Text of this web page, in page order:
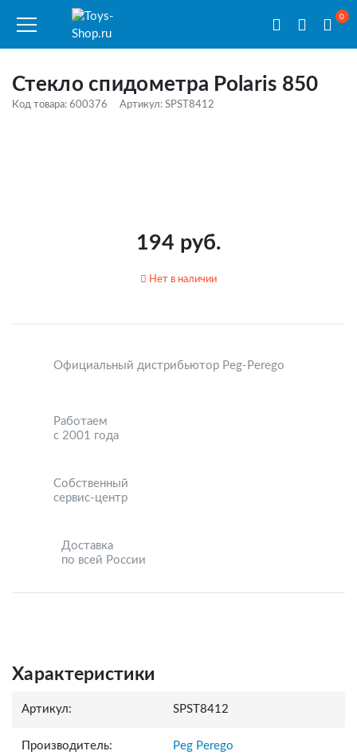
0
Стекло спидометра Polaris 850
Код товара: 600376 Артикул: SPST8412
194 руб.
Нет в наличии
Официальный дистрибьютор Peg-Perego
Работаем
с 2001 года
Собственный
сервис-центр
Доставка
по всей России
Характеристики
Артикул: SPST8412
Производитель: Peg Perego